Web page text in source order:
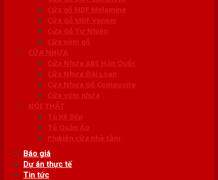
Cửa gỗ MDF Melamine
Cửa Gỗ MDF Veneer
Cửa Gỗ Tự Nhiên
Cửa vòm gỗ
CỬA NHỰA
Cửa Nhựa ABS Hàn Quốc
Cửa Nhựa Đài Loan
Cửa Nhựa Gỗ Composite
Cửa vòm nhựa
NỘI THẤT
Tủ Kệ Bếp
Tủ Quần Áo
Phụ kiện cửa nhà tắm
Báo giá
Dự án thực tế
Tin tức